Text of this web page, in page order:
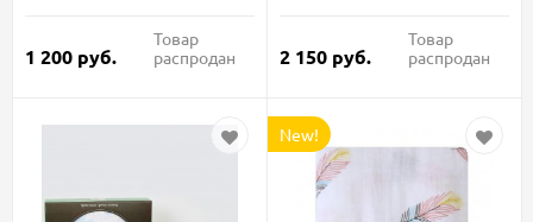
1 200 руб.
Товар
распродан
2 150 руб.
Товар
распродан
New!